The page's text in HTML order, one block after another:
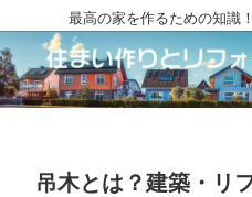
最高の家を作るための知識
吊木とは？建築・リ